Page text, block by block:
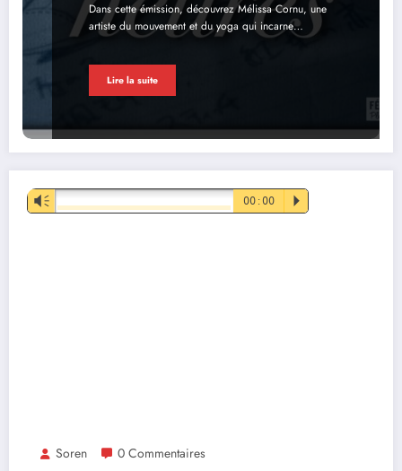
Dans cette émission, découvrez Mélissa Cornu, une
artiste du mouvement et du yoga qui incarne…
Lire la suite
Lecteur
audio
Vm 00:00 P
Soren 0 Commentaires